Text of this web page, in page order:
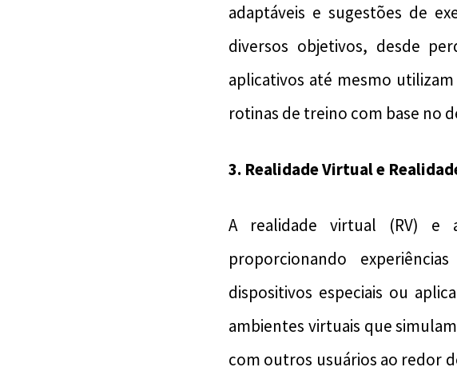
adaptáveis e sugestões de
diversos objetivos, desde
aplicativos até mesmo
rotinas de treino com base no
3. Realidade Virtual e
A realidade virtual (RV) e
proporcionando
dispositivos especiais ou
ambientes virtuais que
com outros usuários ao redor